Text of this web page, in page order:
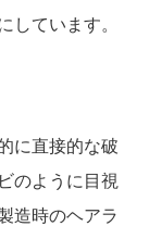
しています。
に直接的な破
のように目視
造時のヘアラ